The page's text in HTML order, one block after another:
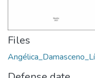
Files